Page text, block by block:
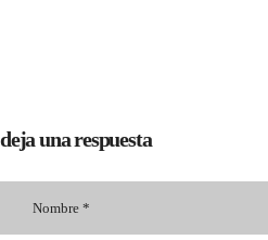
deja una respuesta